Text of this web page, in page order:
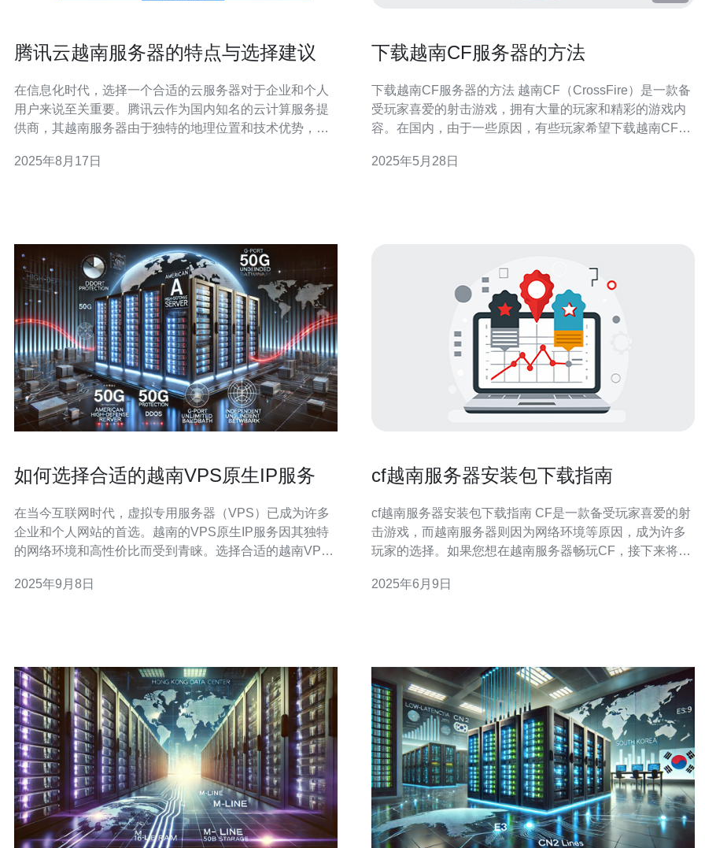
腾讯云越南服务器的特点与选择建议
在信息化时代，选择一个合适的云服务器对于企业和个人
用户来说至关重要。腾讯云作为国内知名的云计算服务提
供商，其越南服务器由于独特的地理位置和技术优势，吸
点，并提供选择建议和实际操作步骤。 在开始之前，我们
2025年8月17日
下载越南CF服务器的方法
下载越南CF服务器的方法 越南CF（CrossFire）是一款备
受玩家喜爱的射击游戏，拥有大量的玩家和精彩的游戏内
容。在国内，由于一些原因，有些玩家希望下载越南CF服
您畅快体验游戏。 首先，您需要找到一个可靠的越南CF服
2025年5月28日
如何选择合适的越南VPS原生IP服务
在当今互联网时代，虚拟专用服务器（VPS）已成为许多
企业和个人网站的首选。越南的VPS原生IP服务因其独特
的网络环境和高性价比而受到青睐。选择合适的越南VPS
体验和安全性。接下来，我们将为您分享一些选择越南
2025年9月8日
cf越南服务器安装包下载指南
cf越南服务器安装包下载指南 CF是一款备受玩家喜爱的射
击游戏，而越南服务器则因为网络环境等原因，成为许多
玩家的选择。如果您想在越南服务器畅玩CF，接下来将为
载网站，确保下载的安装包是完整的且没有病毒。常见的
2025年6月9日